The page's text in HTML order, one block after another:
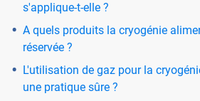
s'applique-t-elle ?
A quels produits la cryogénie
réservée ?
L'utilisation de gaz pour la
une pratique sûre ?